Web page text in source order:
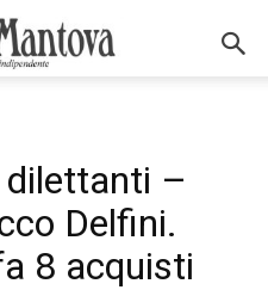
–
Delfini.
8 acquisti